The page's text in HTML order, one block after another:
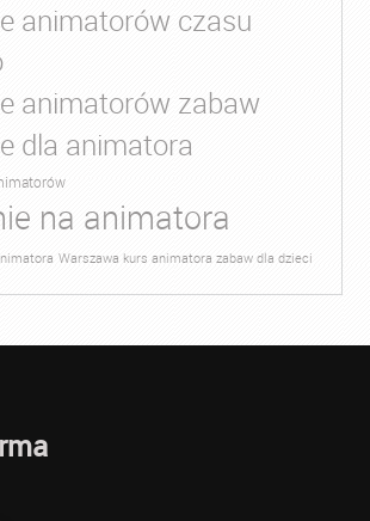
animatorów czasu
animatorów zabaw
dla animatora
na animatora
Warszawa kurs animatora zabaw dla dzieci